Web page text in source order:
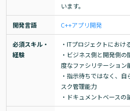
います。
開発言語 C++アプリ開発
必須スキル・
経験
・ITプロジェクトにおけ
・ビジネス側と開発側
度なファシリテーション
・指示待ちではなく、
スク管理能力
・ドキュメントベース